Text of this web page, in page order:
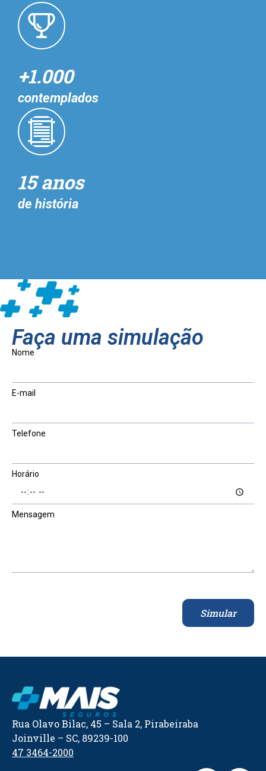
+1.000
contemplados
15 anos
de história
Faça uma simulação
Nome
E-mail
Telefone
Horário
Mensagem
Simular
Rua Olavo Bilac, 45 – Sala 2, Pirabeiraba
Joinville – SC, 89239-100
47 3464-2000